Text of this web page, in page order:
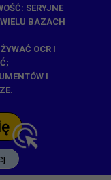
SERYJNE
BAZACH
OCR I
I